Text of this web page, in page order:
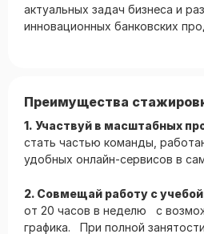
актуальных задач бизнеса и
инновационных банковских
Преимущества
1. Участвуй в масштабных
стать частью команды,
удобных онлайн-сервисов в
2. Совмещай работу с
от 20 часов в неделю с
графика. При полной